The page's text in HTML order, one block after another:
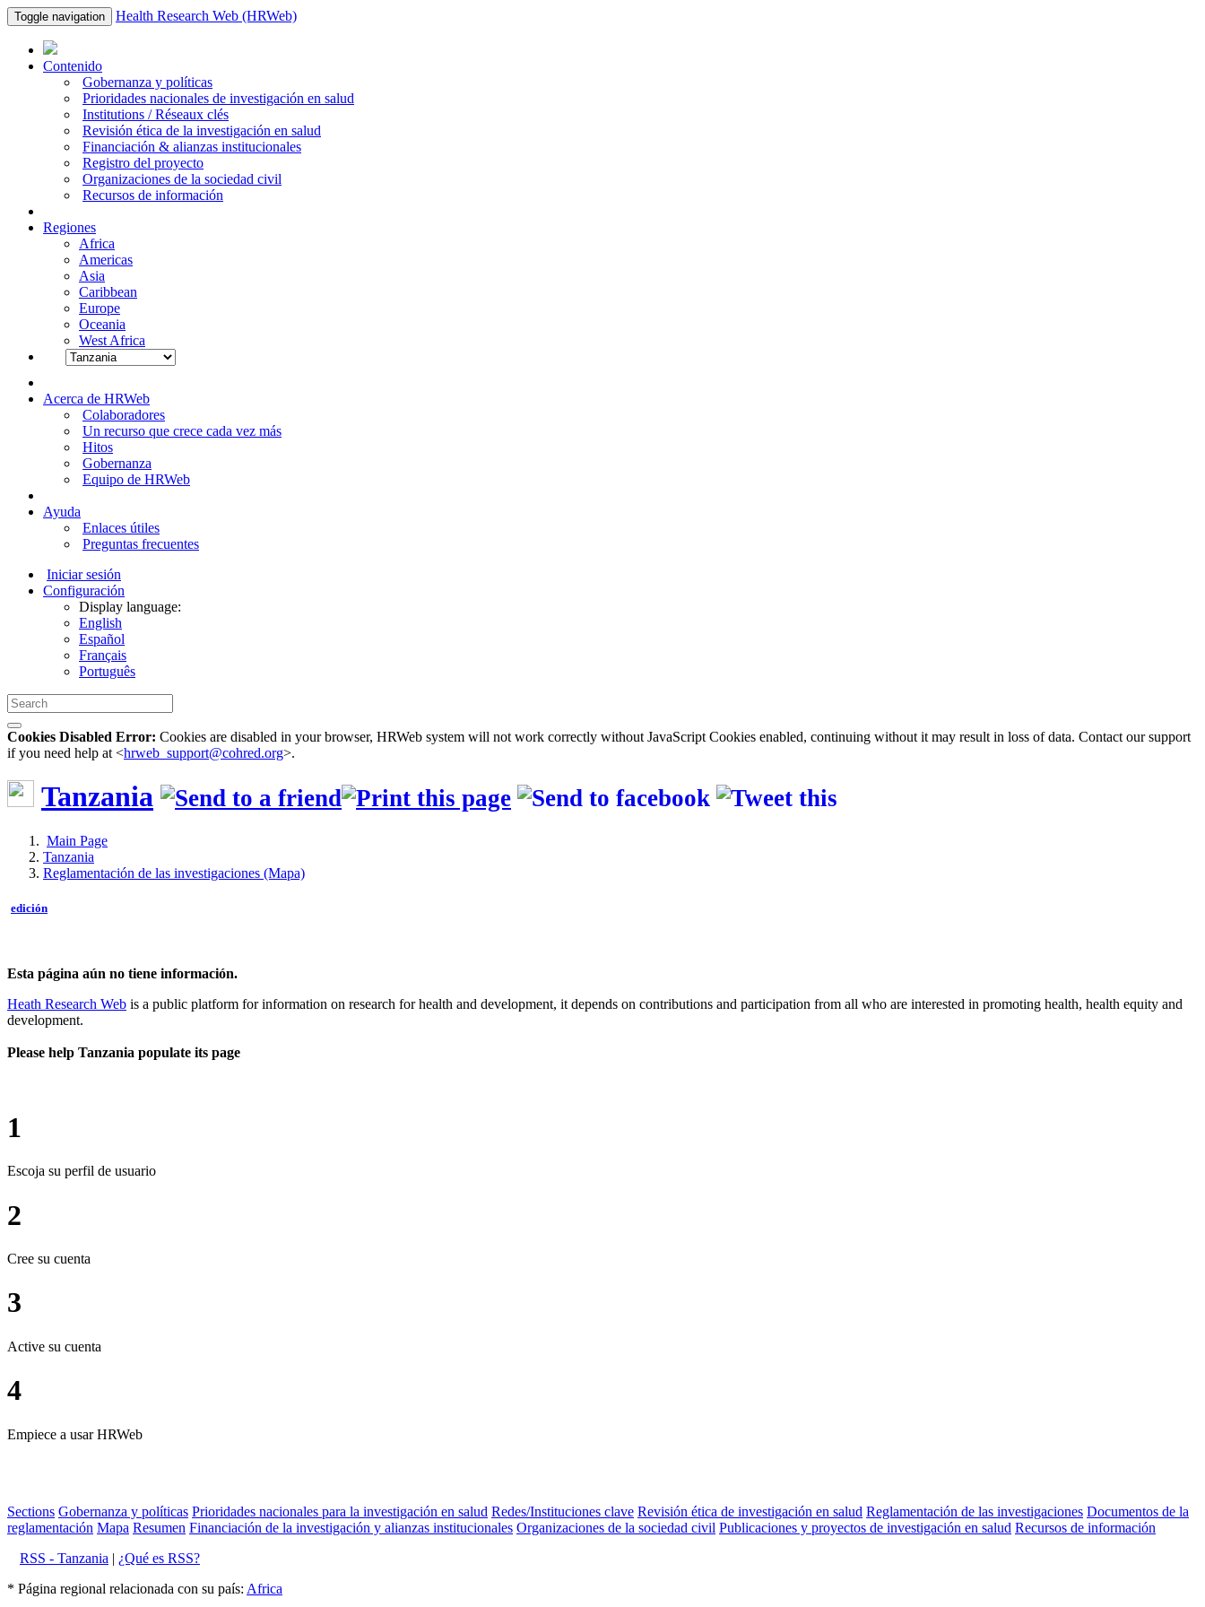
Toggle navigation Health Research Web (HRWeb)
Contenido
Gobernanza y políticas
Prioridades nacionales de investigación en salud
Institutions / Réseaux clés
Revisión ética de la investigación en salud
Financiación & alianzas institucionales
Registro del proyecto
Organizaciones de la sociedad civil
Recursos de información
Regiones
Africa
Americas
Asia
Caribbean
Europe
Oceania
West Africa
Acerca de HRWeb
Colaboradores
Un recurso que crece cada vez más
Hitos
Gobernanza
Equipo de HRWeb
Ayuda
Enlaces útiles
Preguntas frecuentes
Iniciar sesión
Configuración
Display language:
English
Español
Français
Português
Cookies Disabled Error: Cookies are disabled in your browser, HRWeb system will not work correctly without JavaScript Cookies enabled, continuing without it may result in loss of data. Contact our support
if you need help at <hrweb_support@cohred.org>.
Tanzania
Main Page
Tanzania
Reglamentación de las investigaciones (Mapa)
edición
Esta página aún no tiene información.
Heath Research Web is a public platform for information on research for health and development, it depends on contributions and participation from all who are interested in promoting health, health equity and
development.
Please help Tanzania populate its page
1
Escoja su perfil de usuario
2
Cree su cuenta
3
Active su cuenta
4
Empiece a usar HRWeb
Sections Gobernanza y políticas Prioridades nacionales para la investigación en salud Redes/Instituciones clave Revisión ética de investigación en salud Reglamentación de las investigaciones Documentos de la
reglamentación Mapa Resumen Financiación de la investigación y alianzas institucionales Organizaciones de la sociedad civil Publicaciones y proyectos de investigación en salud Recursos de información
RSS - Tanzania | ¿Qué es RSS?
* Página regional relacionada con su país: Africa